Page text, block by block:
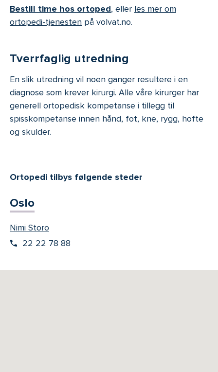
Bestill time hos ortoped, eller les mer om
ortopedi-tjenesten på volvat.no.
Tverrfaglig utredning
En slik utredning vil noen ganger resultere i en
diagnose som krever kirurgi. Alle våre kirurger har
generell ortopedisk kompetanse i tillegg til
spisskompetanse innen hånd, fot, kne, rygg, hofte
og skulder.
Ortopedi tilbys følgende steder
Oslo
Nimi Storo
22 22 78 88